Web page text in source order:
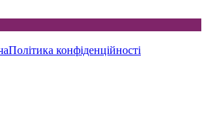
Політика конфіденційності